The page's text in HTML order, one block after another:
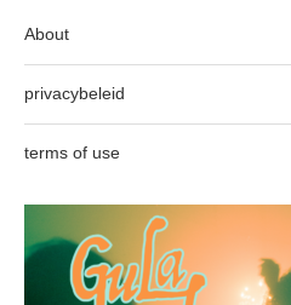
About
privacybeleid
terms of use